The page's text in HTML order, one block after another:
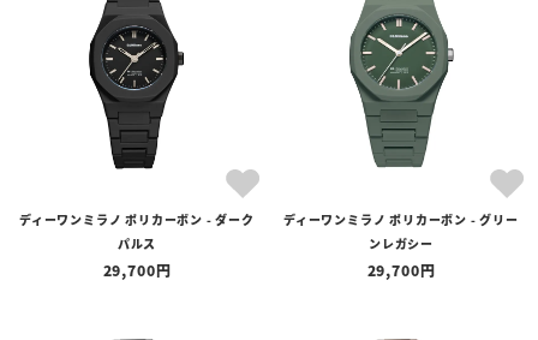
ディーワンミラノ ポリカーボン - ダーク
パルス
29,700
ディーワンミラノ ポリカーボン - グリー
ンレガシー
29,700